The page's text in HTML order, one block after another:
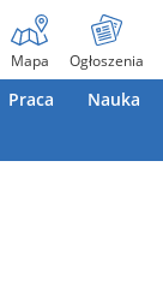
Mapa Ogłoszenia
Praca Nauka